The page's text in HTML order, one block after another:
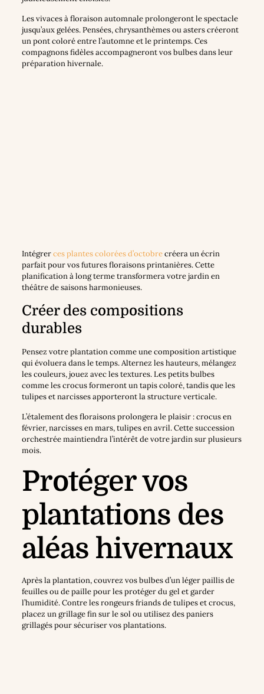
Les vivaces à floraison automnale prolongeront le spectacle
jusqu’aux gelées. Pensées, chrysanthèmes ou asters créeront
un pont coloré entre l’automne et le printemps. Ces
compagnons fidèles accompagneront vos bulbes dans leur
préparation hivernale.
Intégrerces plantes colorées d’octobrecréera un écrin
parfait pour vos futures floraisons printanières. Cette
planification à long terme transformera votre jardin en
théâtre de saisons harmonieuses.
Créer des compositions
durables
Pensez votre plantation comme une composition artistique
qui évoluera dans le temps. Alternez les hauteurs, mélangez
les couleurs, jouez avec les textures. Les petits bulbes
comme les crocus formeront un tapis coloré, tandis que les
tulipes et narcisses apporteront la structure verticale.
L’étalement des floraisons prolongera le plaisir : crocus en
février, narcisses en mars, tulipes en avril. Cette succession
orchestrée maintiendra l’intérêt de votre jardin sur plusieurs
mois.
Protéger vos
plantations des
aléas hivernaux
Après la plantation, couvrez vos bulbes d’un léger paillis de
feuilles ou de paille pour les protéger du gel et garder
l’humidité. Contre les rongeurs friands de tulipes et crocus,
placez un grillage fin sur le sol ou utilisez des paniers
grillagés pour sécuriser vos plantations.